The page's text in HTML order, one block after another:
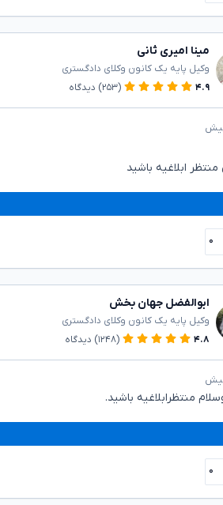
مینا امیری ثانی
وکیل پایه یک کانون وکلای دادگستری
۴.۹
(۲۵۳) دیدگاه
منتظر ابلاغیه باشید
۰
ابوالفضل جهان بخش
وکیل پایه یک کانون وکلای دادگستری
۴.۸
(۱۲۴۸) دیدگاه
منتظرابلاغیه باشید.
۰